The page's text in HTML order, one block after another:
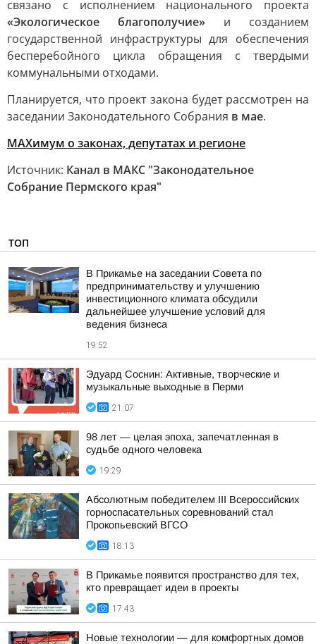
связано с исполнением национального проекта
«Экологическое благополучие» и созданием
государственной инфраструктуры для обеспечения
бесперебойного цикла обращения c твердыми
коммунальными отходами.
Планируется, что проект закона будет рассмотрен на
заседании Законодательного Собрания в мае.
МАХимум о законах, депутатах и регионе
Источник: Канал в МАКС "Законодательное
Собрание Пермского края"
ТОП
В Прикамье на заседании Совета по
предпринимательству и улучшению
инвестиционного климата обсудили
дальнейшее улучшение условий для
ведения бизнеса
19:52
Эдуард Соснин: Активные, творческие и
музыкальные выходные в Перми
21:07
98 лет — целая эпоха, запечатленная в
судьбе одного человека
19:29
Абсолютным победителем III Всероссийских
горноспасательных соревнований стал
Прокопьевский ВГСО
18:13
В Прикамье появится пространство для тех,
кто превращает идеи в проекты
17:43
Новые технологии — для комфортных домов